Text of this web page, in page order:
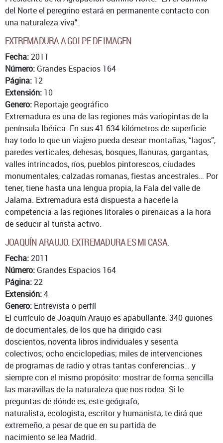
del Norte el peregrino estará en permanente contacto con
una naturaleza viva".
EXTREMADURA A GOLPE DE IMAGEN
Fecha:2011
Número: Grandes Espacios 164
Página: 12
Extensión: 10
Genero: Reportaje geográfico
Extremadura es una de las regiones más variopintas de la
península Ibérica. En sus 41.634 kilómetros de superficie
hay todo lo que un viajero pueda desear: montañas, “lagos”,
paredes verticales, dehesas, bosques, llanuras, gargantas,
valles intrincados, ríos, pueblos pintorescos, ciudades
monumentales, calzadas romanas, fiestas ancestrales… Por
tener, tiene hasta una lengua propia, la Fala del valle de
Jalama. Extremadura está dispuesta a hacerle la
competencia a las regiones litorales o pirenaicas a la hora
de seducir al turista activo.
JOAQUÍN ARAUJO. EXTREMADURA ES MI CASA.
Fecha:2011
Número: Grandes Espacios 164
Página:22
Extensión:4
Genero: Entrevista o perfíl
El currículo de Joaquín Araujo es apabullante: 340 guiones
de documentales, de los que ha dirigido casi
doscientos, noventa libros individuales y sesenta
colectivos; ocho enciclopedias; miles de intervenciones
de programas de radio y otras tantas conferencias… y
siempre con el mismo propósito: mostrar de forma sencilla
las maravillas de la naturaleza que nos rodea. Si le
preguntas de dónde es, este geógrafo,
naturalista, ecologista, escritor y humanista, te dirá que
extremeño, a pesar de que en su partida de
nacimiento se lea Madrid.